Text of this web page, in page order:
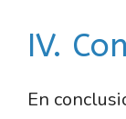
IV.
En